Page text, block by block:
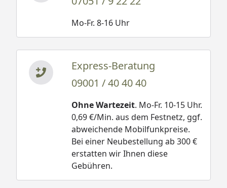
Mo-Fr. 8-16 Uhr
Express-Beratung
09001 / 40 40 40
Ohne Wartezeit. Mo-Fr. 10-15 Uhr.
0,69 €/Min. aus dem Festnetz, ggf.
abweichende Mobilfunkpreise.
Bei einer Neubestellung ab 300 €
erstatten wir Ihnen diese
Gebühren.